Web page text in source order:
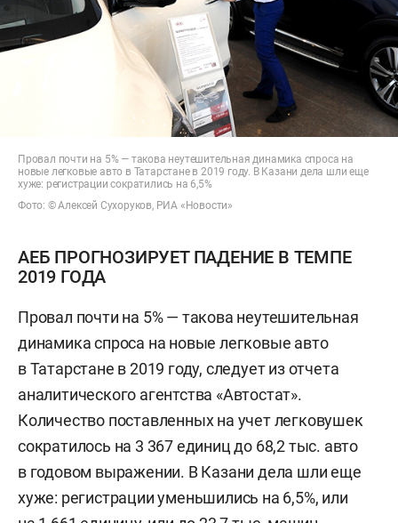
Провал почти на 5% — такова неутешительная динамика спроса на
новые легковые авто в Татарстане в 2019 году. В Казани дела шли еще
хуже: регистрации сократились на 6,5%
Фото: © Алексей Сухоруков, РИА «Новости»
АЕБ ПРОГНОЗИРУЕТ ПАДЕНИЕ В ТЕМПЕ
2019 ГОДА
Провал почти на 5% — такова неутешительная
динамика спроса на новые легковые авто
в Татарстане в 2019 году, следует из отчета
аналитического агентства «Автостат».
Количество поставленных на учет легковушек
сократилось на 3 367 единиц до 68,2 тыс. авто
в годовом выражении. В Казани дела шли еще
хуже: регистрации уменьшились на 6,5%, или